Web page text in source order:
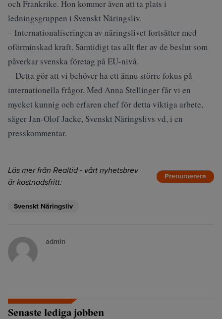
och Frankrike. Hon kommer även att ta plats i
ledningsgruppen i Svenskt Näringsliv.
– Internationaliseringen av näringslivet fortsätter med
oförminskad kraft. Samtidigt tas allt fler av de beslut som
påverkar svenska företag på EU-nivå.
– Detta gör att vi behöver ha ett ännu större fokus på
internationella frågor. Med Anna Stellinger får vi en
mycket kunnig och erfaren chef för detta viktiga arbete,
säger Jan-Olof Jacke, Svenskt Näringslivs vd, i en
presskommentar.
Läs mer från Realtid - vårt nyhetsbrev
är kostnadsfritt:
Prenumerera
Svenskt Näringsliv
admin
Senaste lediga jobben